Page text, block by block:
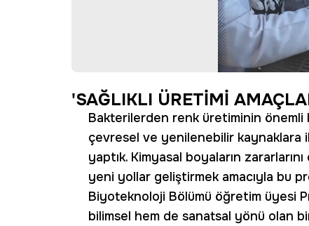
'SAĞLIKLI ÜRETİMİ
Bakterilerden renk üretiminin önemli
çevresel ve yenilenebilir kaynaklara
yaptık. Kimyasal boyaların
yeni yollar geliştirmek amacıyla bu
Biyoteknoloji Bölümü öğretim üyesi
bilimsel hem de sanatsal yönü olan